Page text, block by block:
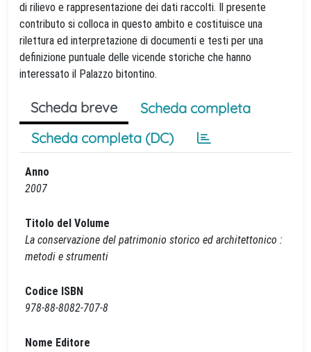
di rilievo e rappresentazione dei dati raccolti. Il presente
contributo si colloca in questo ambito e costituisce una
rilettura ed interpretazione di documenti e testi per una
definizione puntuale delle vicende storiche che hanno
interessato il Palazzo bitontino.
Scheda breve
Scheda completa
Scheda completa (DC)
Anno
2007
Titolo del Volume
La conservazione del patrimonio storico ed architettonico :
metodi e strumenti
Codice ISBN
978-88-8082-707-8
Nome Editore